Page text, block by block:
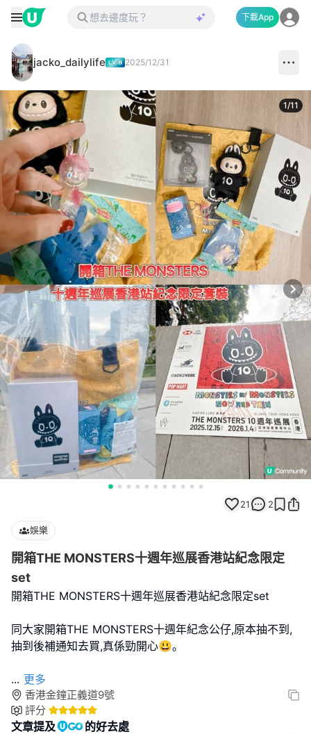
下載App
jacko_dailylife 2025/12/31
1/11
21 2
娛樂
開箱THE MONSTERS十週年巡展香港站紀念限定
set
開箱THE MONSTERS十週年巡展香港站紀念限定set
同大家開箱THE MONSTERS十週年紀念公仔,原本抽不到,
抽到後補通知去買,真係勁開心😃｡
... 更多
香港金鐘正義道9號
評分
文章提及 的好去處